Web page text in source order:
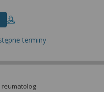
terminy